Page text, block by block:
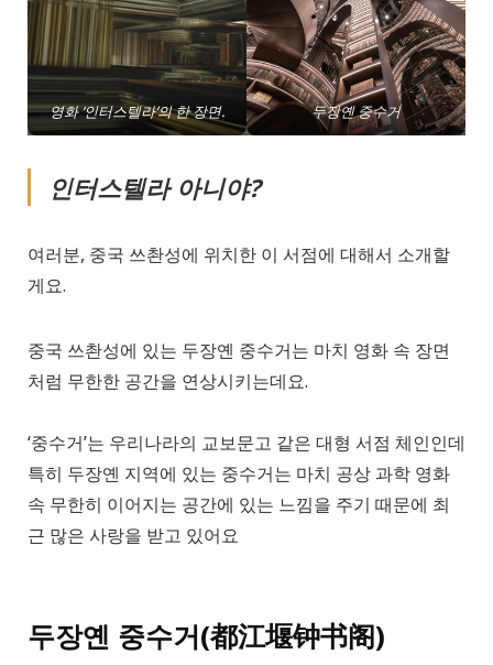
영화 ‘인터스텔라’의 한 장면. 두장옌 중수거
인터스텔라 아니야?
여러분, 중국 쓰촨성에 위치한 이 서점에 대해서 소개할
게요.
중국 쓰촨성에 있는 두장옌 중수거는 마치 영화 속 장면
처럼 무한한 공간을 연상시키는데요.
‘중수거’는 우리나라의 교보문고 같은 대형 서점 체인인데
특히 두장옌 지역에 있는 중수거는 마치 공상 과학 영화
속 무한히 이어지는 공간에 있는 느낌을 주기 때문에 최
근 많은 사랑을 받고 있어요
두장옌 중수거(都江堰钟书阁)